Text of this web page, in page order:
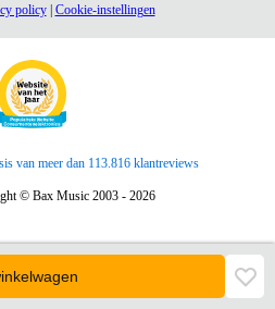
policy| Cookie-instellingen
van meer dan 113.816 klantreviews
© Bax Music 2003 - 2026